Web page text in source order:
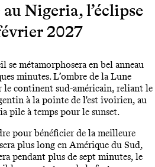
Nigeria, l’éclipse
2027
se métamorphosera en bel anneau
minutes. L’ombre de la Lune
le continent sud-américain, reliant le
à la pointe de l'est ivoirien, au
pile à temps pour le sunset.
pour bénéficier de la meilleure
plus long en Amérique du Sud,
pendant plus de sept minutes, le